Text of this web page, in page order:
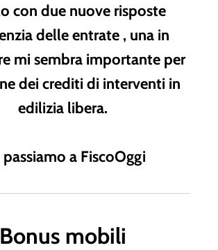
con due nuove risposte
delle entrate , una in
mi sembra importante per
dei crediti di interventi in
edilizia libera.
passiamo a FiscoOggi
Bonus mobili